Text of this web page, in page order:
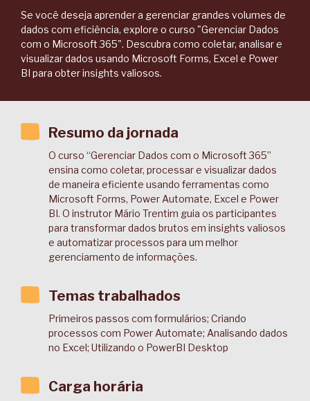
Se você deseja aprender a gerenciar grandes volumes de
dados com eficiência, explore o curso "Gerenciar Dados
com o Microsoft 365". Descubra como coletar, analisar e
visualizar dados usando Microsoft Forms, Excel e Power
BI para obter insights valiosos.
Resumo da jornada
O curso “Gerenciar Dados com o Microsoft 365”
ensina como coletar, processar e visualizar dados
de maneira eficiente usando ferramentas como
Microsoft Forms, Power Automate, Excel e Power
BI. O instrutor Mário Trentim guia os participantes
para transformar dados brutos em insights valiosos
e automatizar processos para um melhor
gerenciamento de informações.
Temas trabalhados
Primeiros passos com formulários; Criando
processos com Power Automate; Analisando dados
no Excel; Utilizando o PowerBI Desktop
Carga horária